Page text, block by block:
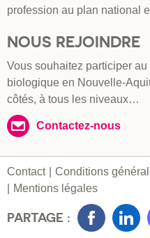
profession au plan national
NOUS REJOINDRE
Vous souhaitez participer
biologique en Nouvelle-
côtés, à tous les niveaux…
Contactez-nous
Contact
Conditions
Mentions légales
PARTAGE :
Facebook